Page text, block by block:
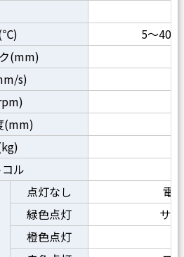
5～40
(mm)
s)
(mm)
ル
点灯なし
電
緑色点灯
サ
橙色点灯